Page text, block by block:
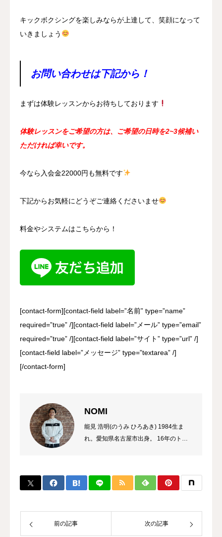
キックボクシングを楽しみならが上達して、笑顔になって
いきましょう
お問い合わせは下記から！
まずは体験レッスンからお待ちしております
体験レッスンをご希望の方は、ご希望の日時を2~3候補い
ただければ幸いです。
今なら入会金22000円も無料です
下記からお気軽にどうぞご連絡くださいませ
料金やシステムはこちらから！
[contact-form][contact-field label=”名前” type=”name”
required=”true” /][contact-field label=”メール” type=”email”
required=”true” /][contact-field label=”サイト” type=”url” /]
[contact-field label=”メッセージ” type=”textarea” /]
[/contact-form]
NOMI
能見 浩明(のうみ ひろあき) 1984生ま
れ。愛知県名古屋市出身。 16年のトレ
のプロ選手の試合経験などから初心者か
ら選手まで、高い指導力に定評があり、
キックボクシング界初のコンサルタント
として、ジム運営やトレーナー育成にも
前の記事 次の記事